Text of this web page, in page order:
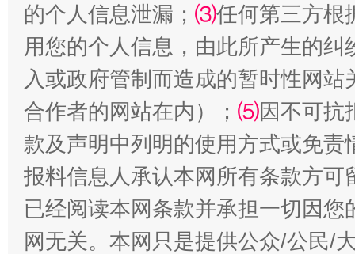
漫山遍野的桃花与雪山、麦地、白藏房 除
的个人信息泄漏； ⑶任何第三方根
用您的个人信息，由此所产生的纠
入或政府管制而造成的暂时性网
合作者的网站在内）； ⑸因不可抗
款及声明中列明的使用方式或免责
报料信息人承认本网所有条款方
已经阅读本网条款并承担一切因
网无关。本网只是提供公众/公民/